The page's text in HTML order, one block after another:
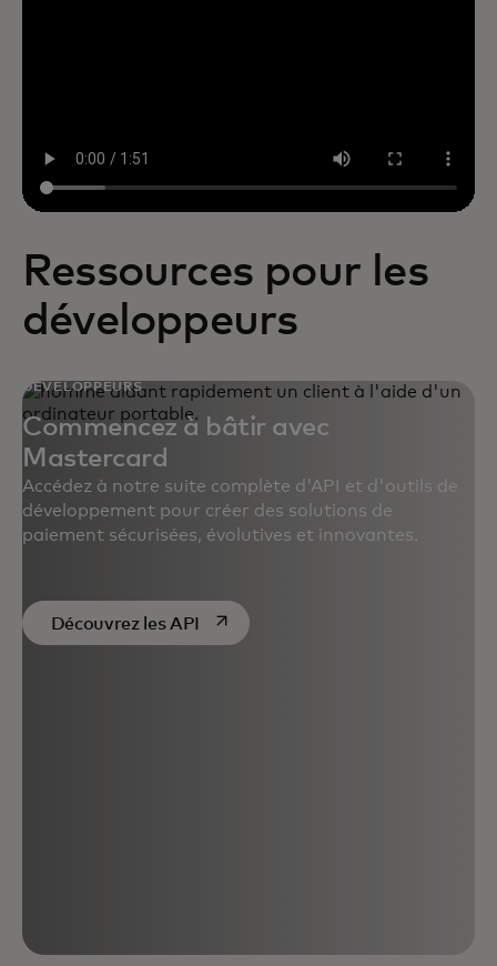
Ressources pour les
développeurs
DÉVELOPPEURS
Commencez à bâtir avec
Mastercard
Accédez à notre suite complète d'API et d'outils de
développement pour créer des solutions de
paiement sécurisées, évolutives et innovantes.
Découvrez les API s’ouvre dans un nouvel onglet